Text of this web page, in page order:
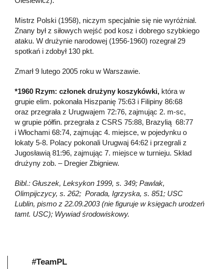
Mistrz Polski (1958), niczym specjalnie się nie wyróżniał.
Znany był z siłowych wejść pod kosz i dobrego szybkiego
ataku. W drużynie narodowej (1956-1960) rozegrał 29
spotkań i zdobył 130 pkt.
Zmarł 9 lutego 2005 roku w Warszawie.
*1960 Rzym: członek drużyny koszykówki, która w
grupie elim. pokonała Hiszpanię 75:63 i Filipiny 86:68
oraz przegrała z Urugwajem 72:76, zajmując 2. m-sc,
w grupie półfin. przegrała z CSRS 75:88, Brazylią 68:77
i Włochami 68:74, zajmując 4. miejsce, w pojedynku o
lokaty 5-8. Polacy pokonali Urugwaj 64:62 i przegrali z
Jugosławią 81:96, zajmując 7. miejsce w turnieju. Skład
drużyny zob. – Dregier Zbigniew.
Bibl.: Głuszek, Leksykon 1999, s. 349; Pawlak,
Olimpijczycy, s. 262; Porada, Igrzyska, s. 851; USC
Lublin, pismo z 22.09.2003 (nie figuruje w księgach urodzeń
tamt. USC); Wywiad środowiskowy.
#TeamPL